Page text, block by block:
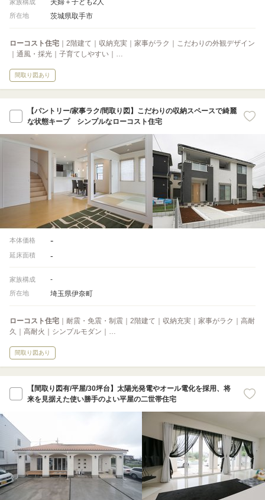
家族構成 夫婦＋子ども2人
所在地 茨城県取手市
ローコスト住宅 ｜2階建て｜収納充実｜家事がラク｜こだわりの外観デザイン
｜通風・採光｜子育てしやすい｜…
間取り図あり
【パントリー/家事ラク/間取り図】こだわりの収納スペースで綺麗
な状態キープ シンプルなローコスト住宅
本体価格 -
延床面積 -
家族構成 -
所在地 埼玉県伊奈町
ローコスト住宅 ｜耐震・免震・制震｜2階建て｜収納充実｜家事がラク｜高耐
久｜高耐火｜シンプルモダン｜…
間取り図あり
【間取り図有/平屋/30坪台】太陽光発電やオール電化を採用、将
来を見据えた使い勝手のよい平屋の二世帯住宅